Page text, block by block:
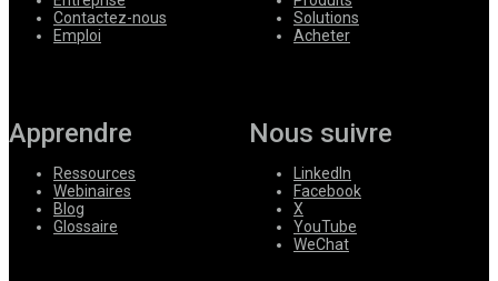
Contactez-nous
Emploi
Solutions
Acheter
Apprendre
Ressources
Webinaires
Blog
Glossaire
Nous suivre
LinkedIn
Facebook
X
YouTube
WeChat